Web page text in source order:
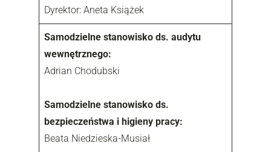
Dyrektor: Aneta Książek
Samodzielne stanowisko ds. audytu
wewnętrznego:
Adrian Chodubski
Samodzielne stanowisko ds.
bezpieczeństwa i higieny pracy:
Beata Niedzieska-Musiał